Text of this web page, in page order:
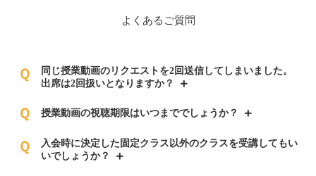
よくあるご質問
Ｑ
同じ授業動画のリクエストを2回送信してしまいました。
出席は2回扱いとなりますか？
Ｑ 授業動画の視聴期限はいつまででしょうか？
Ｑ
入会時に決定した固定クラス以外のクラスを受講してもい
いでしょうか？